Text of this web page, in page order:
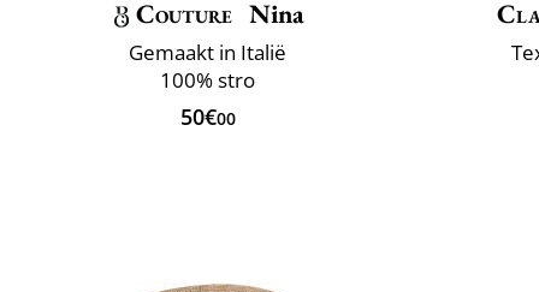
Couture Nina
Gemaakt in Italië
100% stro
50€00